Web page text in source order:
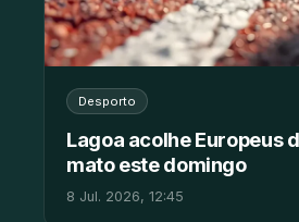
Desporto
Lagoa acolhe Europeus
mato este domingo
8 Jul. 2026, 12:45